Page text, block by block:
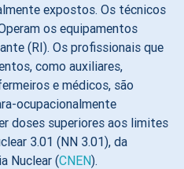
expostos. Os técnicos
os equipamentos
(RI). Os profissionais que
como auxiliares,
e médicos, são
ocupacionalmente
doses superiores aos limites
3.01 (NN 3.01), da
Nuclear (CNEN).